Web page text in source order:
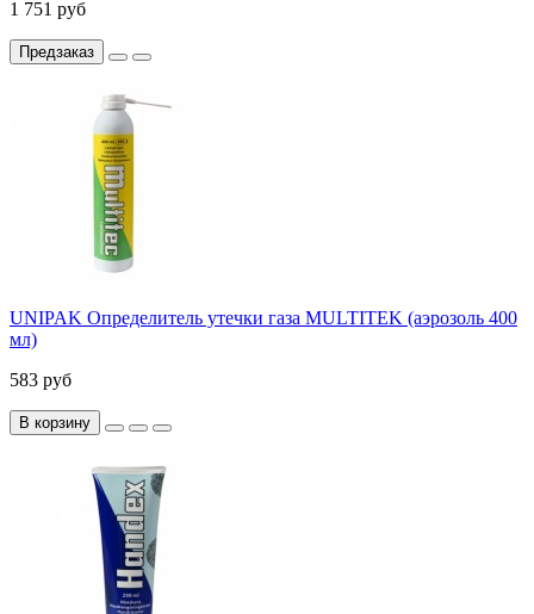
1 751 руб
Предзаказ
UNIPAK Определитель утечки газа MULTITEK (аэрозоль 400
мл)
583 руб
В корзину